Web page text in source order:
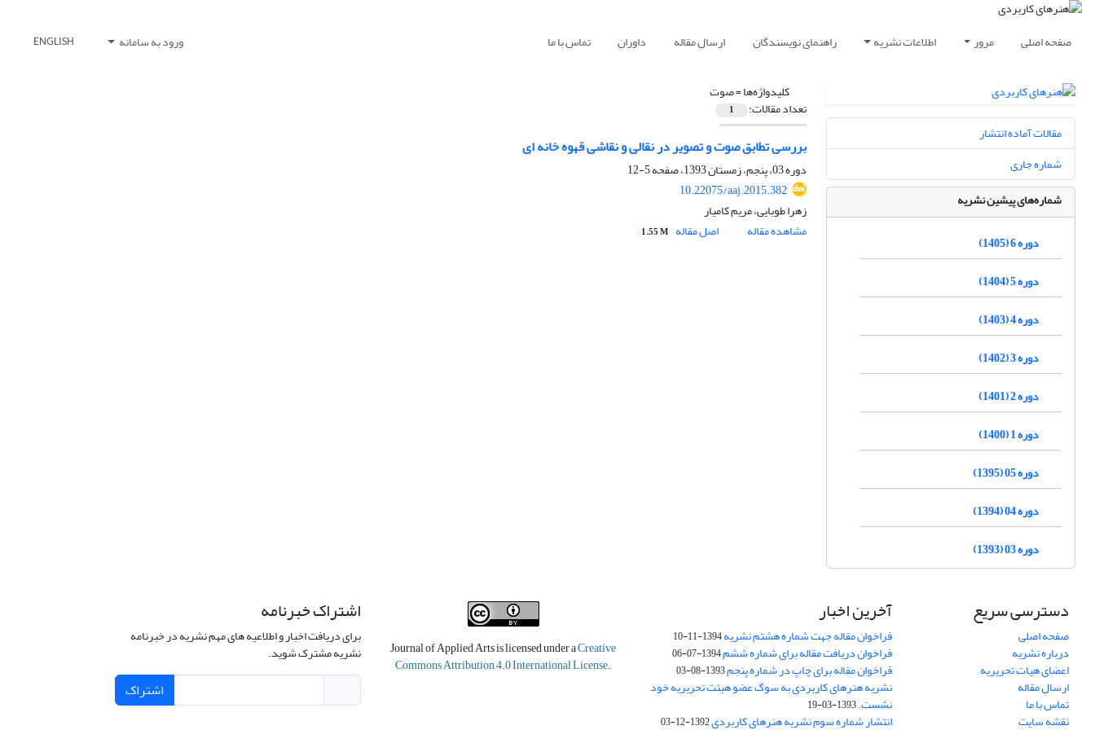
صفحه اصلی مرور اطلاعات نشریه راهنمای نویسندگان ارسال مقاله داوران تماس با ما ورود به سامانه ENGLISH
کلیدواژه‌ها =صوت
تعداد مقالات: 1
بررسی تطابق صوت و تصویر در نقالی و نقاشی قهوه خانه ای
دوره 03، پنجم، زمستان 1393، صفحه
5-12
10.22075/aaj.2015.382
زهرا طوبایی، مریم کامیار
مشاهده مقاله
اصل مقاله 1.55 M
مقالات آماده انتشار
شماره جاری
شماره‌های پیشین نشریه
دوره 6 (1405)
دوره 5 (1404)
دوره 4 (1403)
دوره 3 (1402)
دوره 2 (1401)
دوره 1 (1400)
دوره 05 (1395)
دوره 04 (1394)
دوره 03 (1393)
دسترسی سریع
صفحه اصلی
درباره نشریه
اعضای هیات تحریریه
ارسال مقاله
تماس با ما
نقشه سایت
آخرین اخبار
فراخوان مقاله جهت شماره هشتم نشریه1394-11-10
فراخوان دریافت مقاله برای شماره ششم1394-07-06
فراخوان مقاله برای چاپ در شماره پنجم1393-08-03
نشریه هنرهای کاربردی به سوگ عضو هیئت تحریریه خود
نشست.1393-03-19
انتشار شماره سوم نشریه هنرهای کاربردی1392-12-03
Journal of Applied Arts is licensed under aCreative
Commons Attribution 4.0 International License.
اشتراک خبرنامه
برای دریافت اخبار و اطلاعیه های مهم نشریه در خبرنامه
نشریه مشترک شوید.
اشتراک